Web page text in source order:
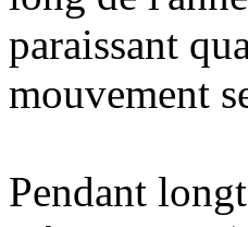
paraissant
mouvement
Pendant